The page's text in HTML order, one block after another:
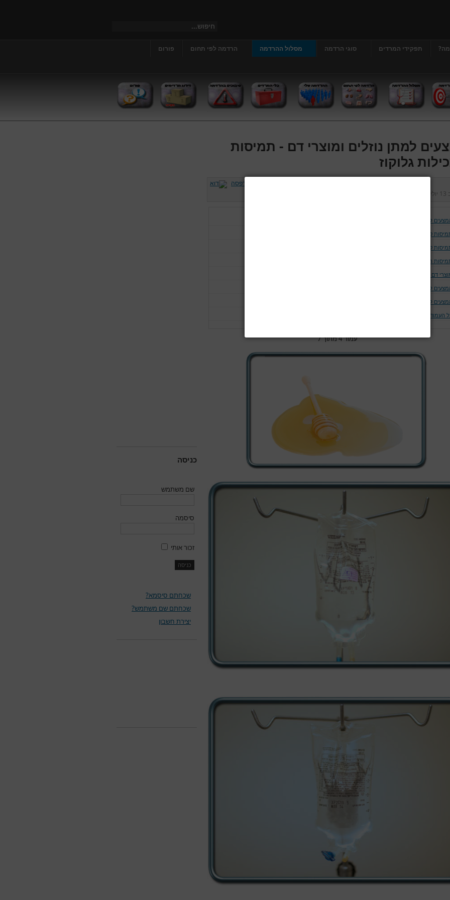
תפקידי המרדים סוגי הרדמה מסלול ההרדמה הרדמה לפי תחום
פורום
למתן נוזלים ומוצרי דם - תמיסות
גלוקוז
13 יולי 2013
למתן נוזלים ומוצרי דם
קריסטלואידיות
קולואידיות
המכילות גלוקוז
דם בסיסיים
לשימור דם
למתן נוזלים ומוצרי דם
העמודים
עמוד 4 מתוך 7
כניסה
שם משתמש
סיסמה
זכור אותי
שכחתם סיסמא?
שכחתם שם משתמש?
יצירת חשבון